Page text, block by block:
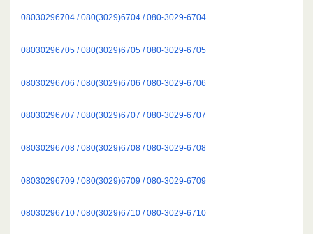
08030296704 / 080(3029)6704 / 080-3029-6704
08030296705 / 080(3029)6705 / 080-3029-6705
08030296706 / 080(3029)6706 / 080-3029-6706
08030296707 / 080(3029)6707 / 080-3029-6707
08030296708 / 080(3029)6708 / 080-3029-6708
08030296709 / 080(3029)6709 / 080-3029-6709
08030296710 / 080(3029)6710 / 080-3029-6710